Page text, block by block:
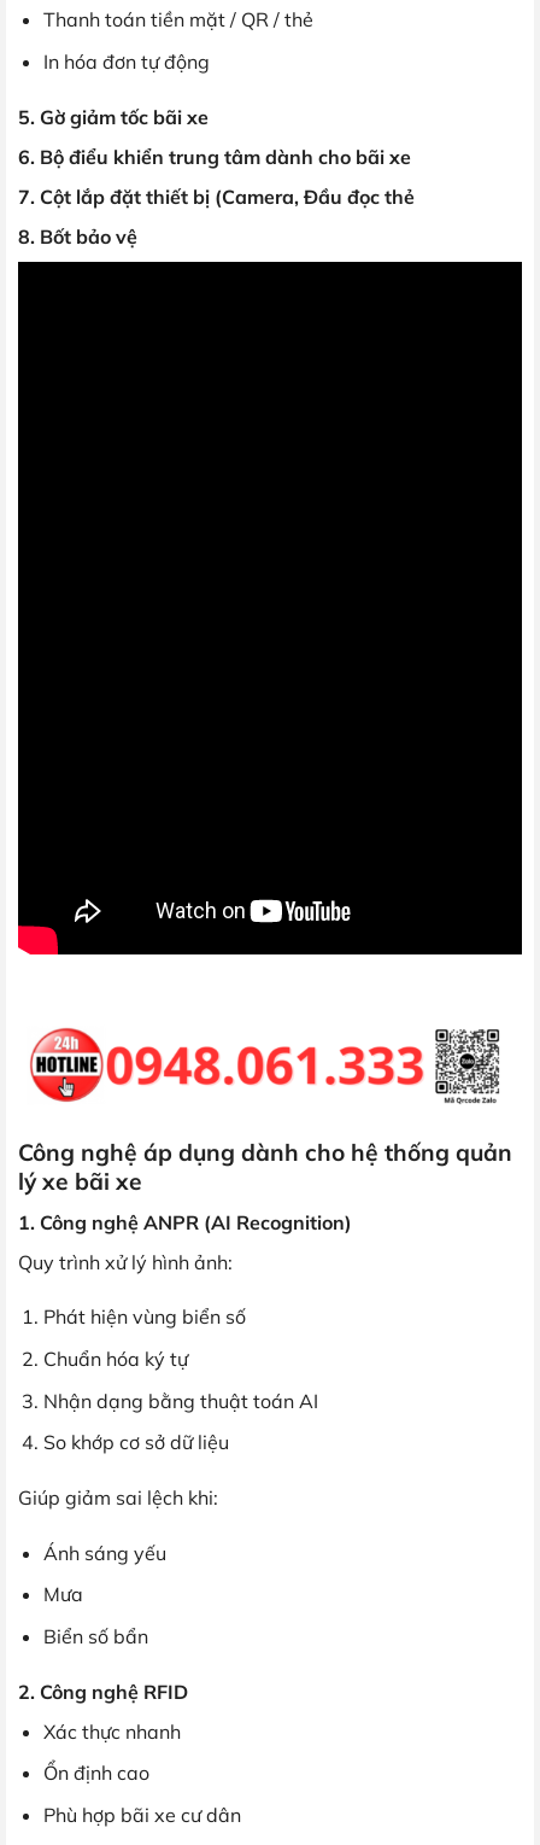
Thanh toán tiền mặt / QR / thẻ
In hóa đơn tự động
5. Gờ giảm tốc bãi xe
6. Bộ điểu khiển trung tâm dành cho bãi xe
7. Cột lắp đặt thiết bị (Camera, Đầu đọc thẻ
8. Bốt bảo vệ
Công nghệ áp dụng dành cho hệ thống quản
lý xe bãi xe
1. Công nghệ ANPR (AI Recognition)
Quy trình xử lý hình ảnh:
Phát hiện vùng biển số
Chuẩn hóa ký tự
Nhận dạng bằng thuật toán AI
So khớp cơ sở dữ liệu
Giúp giảm sai lệch khi:
Ánh sáng yếu
Mưa
Biển số bẩn
2. Công nghệ RFID
Xác thực nhanh
Ổn định cao
Phù hợp bãi xe cư dân